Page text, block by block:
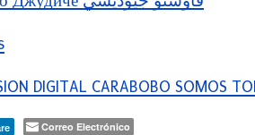
DIGITAL CARABOBO SOMOS
Correo Electrónico